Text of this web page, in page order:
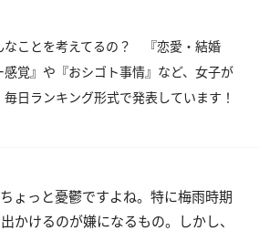
なことを考えてるの？ 『恋愛・結婚
覚』や『おシゴト事情』など、女子が
日ランキング形式で発表しています！
ょっと憂鬱ですよね。特に梅雨時期
かけるのが嫌になるもの。しかし、